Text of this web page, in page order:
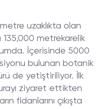
uzaklıkta olan
metrekarelik
İçerisinde 5000
bulunan botanik
de yetiştiriliyor. İlk
ziyaret ettikten
fidanlarını çıkışta